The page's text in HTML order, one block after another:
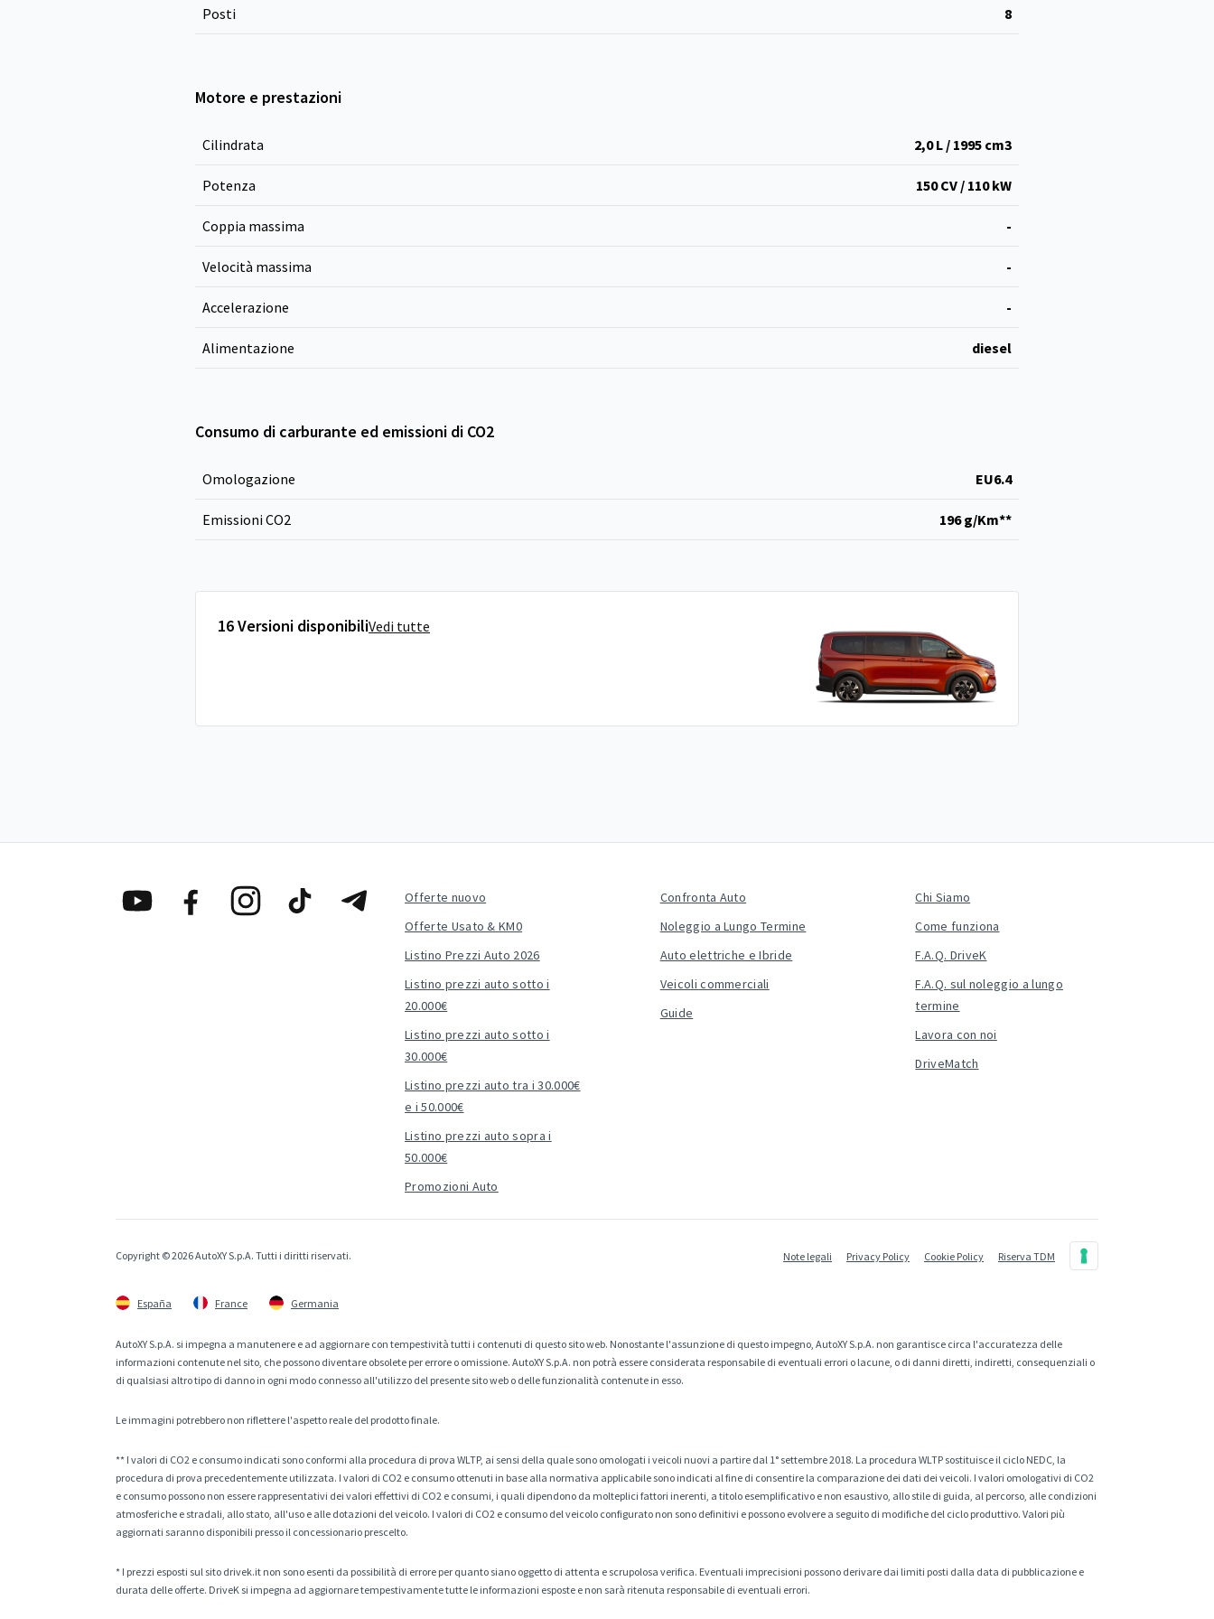
Posti 8
Motore e prestazioni
Cilindrata 2,0 L / 1995 cm3
Potenza 150 CV / 110 kW
Coppia massima -
Velocità massima -
Accelerazione -
Alimentazione diesel
Consumo di carburante ed emissioni di CO2
Omologazione EU6.4
Emissioni CO2 196 g/Km**
16 Versioni disponibiliVedi tutte
Offerte nuovo
Offerte Usato & KM0
Listino Prezzi Auto 2026
Listino prezzi auto sotto i
20.000€
Listino prezzi auto sotto i
30.000€
Listino prezzi auto tra i 30.000€
e i 50.000€
Listino prezzi auto sopra i
50.000€
Promozioni Auto
Confronta Auto
Noleggio a Lungo Termine
Auto elettriche e Ibride
Veicoli commerciali
Guide
Chi Siamo
Come funziona
F.A.Q. DriveK
F.A.Q. sul noleggio a lungo
termine
Lavora con noi
DriveMatch
Copyright © 2026 AutoXY S.p.A. Tutti i diritti riservati. Note legali Privacy Policy Cookie Policy Riserva TDM
España France Germania
AutoXY S.p.A. si impegna a manutenere e ad aggiornare con tempestività tutti i contenuti di questo sito web. Nonostante l'assunzione di questo impegno, AutoXY S.p.A. non garantisce circa l'accuratezza delle
informazioni contenute nel sito, che possono diventare obsolete per errore o omissione. AutoXY S.p.A. non potrà essere considerata responsabile di eventuali errori o lacune, o di danni diretti, indiretti, consequenziali o
di qualsiasi altro tipo di danno in ogni modo connesso all'utilizzo del presente sito web o delle funzionalità contenute in esso.
Le immagini potrebbero non riflettere l'aspetto reale del prodotto finale.
** I valori di CO2 e consumo indicati sono conformi alla procedura di prova WLTP, ai sensi della quale sono omologati i veicoli nuovi a partire dal 1° settembre 2018. La procedura WLTP sostituisce il ciclo NEDC, la
procedura di prova precedentemente utilizzata. I valori di CO2 e consumo ottenuti in base alla normativa applicabile sono indicati al fine di consentire la comparazione dei dati dei veicoli. I valori omologativi di CO2
e consumo possono non essere rappresentativi dei valori effettivi di CO2 e consumi, i quali dipendono da molteplici fattori inerenti, a titolo esemplificativo e non esaustivo, allo stile di guida, al percorso, alle condizioni
atmosferiche e stradali, allo stato, all'uso e alle dotazioni del veicolo. I valori di CO2 e consumo del veicolo configurato non sono definitivi e possono evolvere a seguito di modifiche del ciclo produttivo. Valori più
aggiornati saranno disponibili presso il concessionario prescelto.
* I prezzi esposti sul sito drivek.it non sono esenti da possibilità di errore per quanto siano oggetto di attenta e scrupolosa verifica. Eventuali imprecisioni possono derivare dai limiti posti dalla data di pubblicazione e
durata delle offerte. DriveK si impegna ad aggiornare tempestivamente tutte le informazioni esposte e non sarà ritenuta responsabile di eventuali errori.